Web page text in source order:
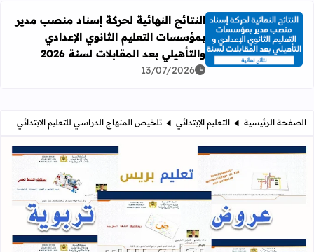
اقرأ المزيد عن النتائج النهائية لحركة إسناد منصب مدير
النتائج النهائية لحركة إسناد منصب مدير
بمؤسسات التعليم الثانوي الإعدادي
والتأهيلي بعد المقابلات لسنة 2026
13/07/2026
الصفحة الرئيسية التعليم الإبتدائي تلخيص المنهاج الدراسي للتعليم الابتدائي
تلخيص المنهاج الدراسي للتعليم